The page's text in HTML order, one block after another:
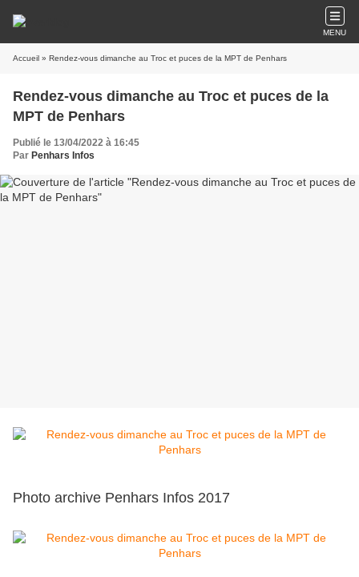
MENU
Accueil » Rendez-vous dimanche au Troc et puces de la MPT de Penhars
Rendez-vous dimanche au Troc et puces de la
MPT de Penhars
Publié le 13/04/2022 à 16:45
Par Penhars Infos
Photo archive Penhars Infos 2017